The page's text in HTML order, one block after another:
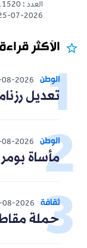
العدد : 11520
07-2026
الأكثر قراءة
الوطن 2026
تعديل
الوطن 2026
مأساة
ثقافة 08-2026
حملة